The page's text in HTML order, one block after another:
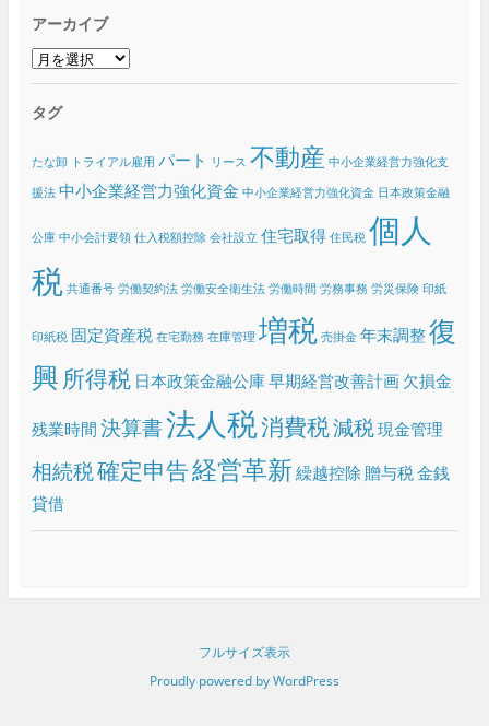
アーカイブ
ア
イ
タグ
たな卸 トライアル雇用 パート リース 不動産 中小企業経営力強化支
援法 中小企業経営力強化資金 中小企業経営力強化資金 日本政策金融
公庫 中小会計要領 仕入税額控除 会社設立 住宅取得 住民税 個人
税 共通番号 労働契約法 労働安全衛生法 労働時間 労務事務 労災保険 印紙
印紙税 固定資産税 在宅勤務 在庫管理 増税 売掛金 年末調整復
興 所得税 日本政策金融公庫早期経営改善計画 欠損金
残業時間決算書法人税消費税減税現金管理
相続税確定申告経営革新繰越控除 贈与税金銭
貸借
フルサイズ表示
Proudly powered by WordPress